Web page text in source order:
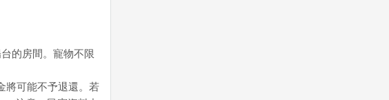
的房間。寵物不限
將可能不予退還。若